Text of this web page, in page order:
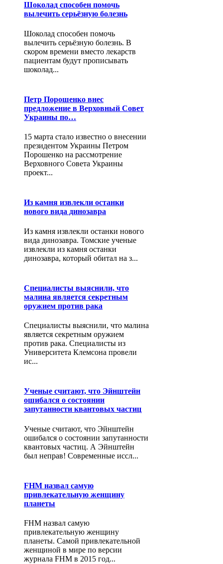
Шоколад способен помочь
вылечить серьёзную болезнь
Шоколад способен помочь
вылечить серьёзную болезнь. В
скором времени вместо лекарств
пациентам будут прописывать
шоколад...
Петр Порошенко внес
предложение в Верховный Совет
Украины по…
15 марта стало известно о внесении
президентом Украины Петром
Порошенко на рассмотрение
Верховного Совета Украины
проект...
Из камня извлекли останки
нового вида динозавра
Из камня извлекли останки нового
вида динозавра. Томские ученые
извлекли из камня останки
динозавра, который обитал на з...
Специалисты выяснили, что
малина является секретным
оружием против рака
Специалисты выяснили, что малина
является секретным оружием
против рака. Специалисты из
Университета Клемсона провели
ис...
Ученые считают, что Эйнштейн
ошибался о состоянии
запутанности квантовых частиц
Ученые считают, что Эйнштейн
ошибался о состоянии запутанности
квантовых частиц. А Эйнштейн
был неправ! Современные иссл...
FHM назвал самую
привлекательную женщину
планеты
FHM назвал самую
привлекательную женщину
планеты. Самой привлекательной
женщиной в мире по версии
журнала FHM в 2015 год...